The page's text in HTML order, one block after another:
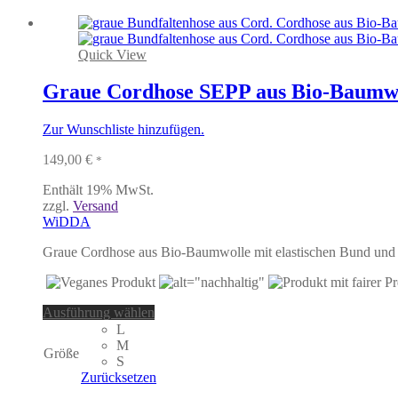
Die
Optionen
der
Produktseite
werden
Quick View
Graue Cordhose SEPP aus Bio-
Zur Wunschliste hinzufügen.
149,00 € *
Enthält 19% MwSt.
zzgl. Versand
WiDDA
Graue Cordhose aus Bio-Baumwolle mit elastischen Bund und
Ausführung wählen
Varianten
Größe
L
M
S
Zurücksetzen